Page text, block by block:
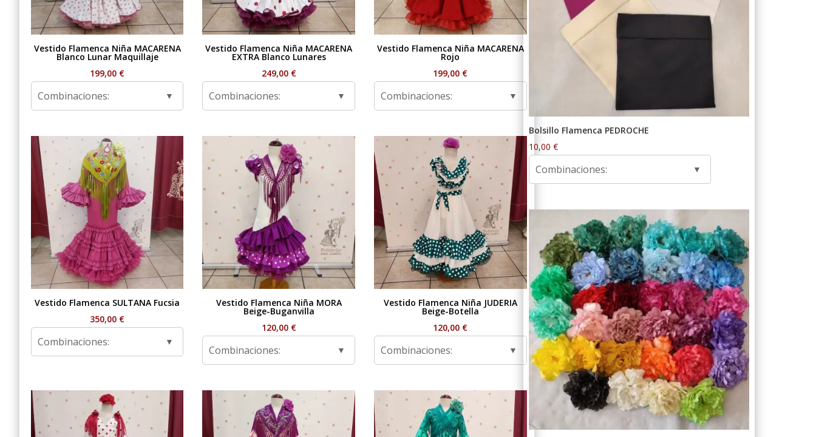
Vestido Flamenca Niña MACARENA
Blanco Lunar Maquillaje
199,00 €
Combinaciones:
Vestido Flamenca Niña MACARENA
EXTRA Blanco Lunares
249,00 €
Combinaciones:
Vestido Flamenca Niña MACARENA
Rojo
199,00 €
Combinaciones:
Vestido Flamenca SULTANA Fucsia
350,00 €
Combinaciones:
Vestido Flamenca Niña MORA
Beige-Buganvilla
120,00 €
Combinaciones:
Vestido Flamenca Niña JUDERIA
Beige-Botella
120,00 €
Combinaciones:
Bolsillo Flamenca PEDROCHE
10,00€
Combinaciones: